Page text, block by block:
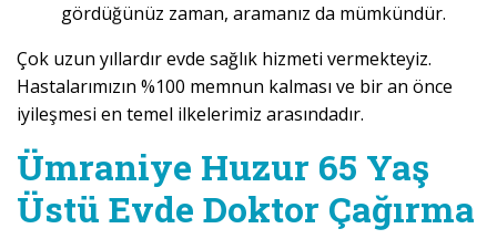
gördüğünüz zaman, aramanız da mümkündür.
Çok uzun yıllardır evde sağlık hizmeti vermekteyiz.
Hastalarımızın %100 memnun kalması ve bir an önce
iyileşmesi en temel ilkelerimiz arasındadır.
Ümraniye Huzur 65 Yaş
Üstü Evde Doktor Çağırma